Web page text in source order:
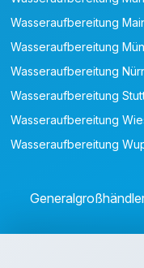
Wasseraufbereitung
Wasseraufbereitung
Wasseraufbereitung
Wasseraufbereitung
Wasseraufbereitung
Wasseraufbereitung